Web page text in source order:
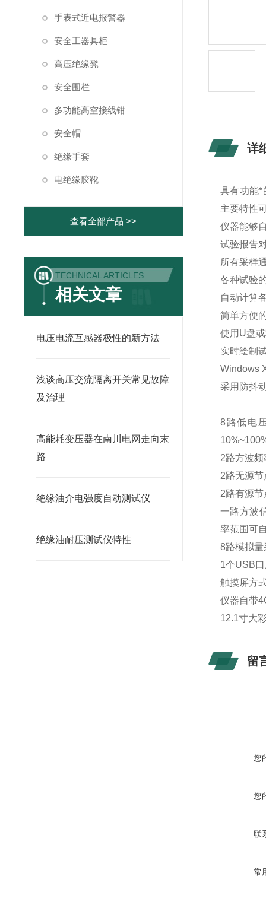
手表式近电报警器
安全工器具柜
高压绝缘凳
安全围栏
多功能高空接线钳
安全帽
绝缘手套
电绝缘胶靴
查看全部产品 >>
TECHNICAL ARTICLES
相关文章
电压电流互感器极性的新方法
浅谈高压交流隔离开关常见故障
及治理
高能耗变压器在南川电网走向末
路
绝缘油介电强度自动测试仪
绝缘油耐压测试仪特性
详
具有功能*
主要特性
仪器能够
试验报告
所有采样
各种试验
自动计算
简单方便
使用U盘
实时绘制
Windows
采用防抖
8路低电
2路方波
2路无源
2路有源
一路方波
率范围可
8路模拟
1个USB
触摸屏方
仪器自带
12.1寸大
留
您
您
联
常